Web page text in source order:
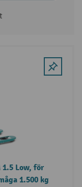
Low, för
1.500 kg